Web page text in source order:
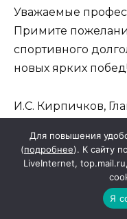
Уважаемые
Примите
спортивного
новых ярких побед!
И.С. Кирпичков,
Г.И. Тоткалова,
депутатов района.
Для повышения
(подробнее). К сайту
LiveInternet,
Я